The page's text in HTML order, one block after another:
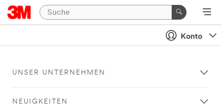
Konto
UNSER UNTERNEHMEN
NEUIGKEITEN